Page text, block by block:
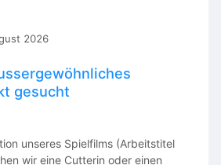
am Gestalten von Inhalten für
Bild und aktuelle Trends
2026
gesucht
unseres Spielfilms (Arbeitstitel
wir eine Cutterin oder einen